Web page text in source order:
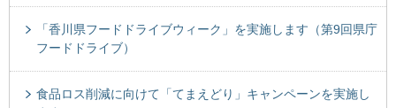
「香川県フードドライブウィーク」を実施します（第9回県庁
フードドライブ）
食品ロス削減に向けて「てまえどり」キャンペーンを実施し